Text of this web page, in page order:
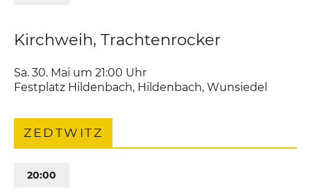
Kirchweih, Trachtenrocker
Sa. 30. Mai um 21:00 Uhr
Festplatz Hildenbach, Hildenbach Wunsiedel
ZEDTWITZ
20:00